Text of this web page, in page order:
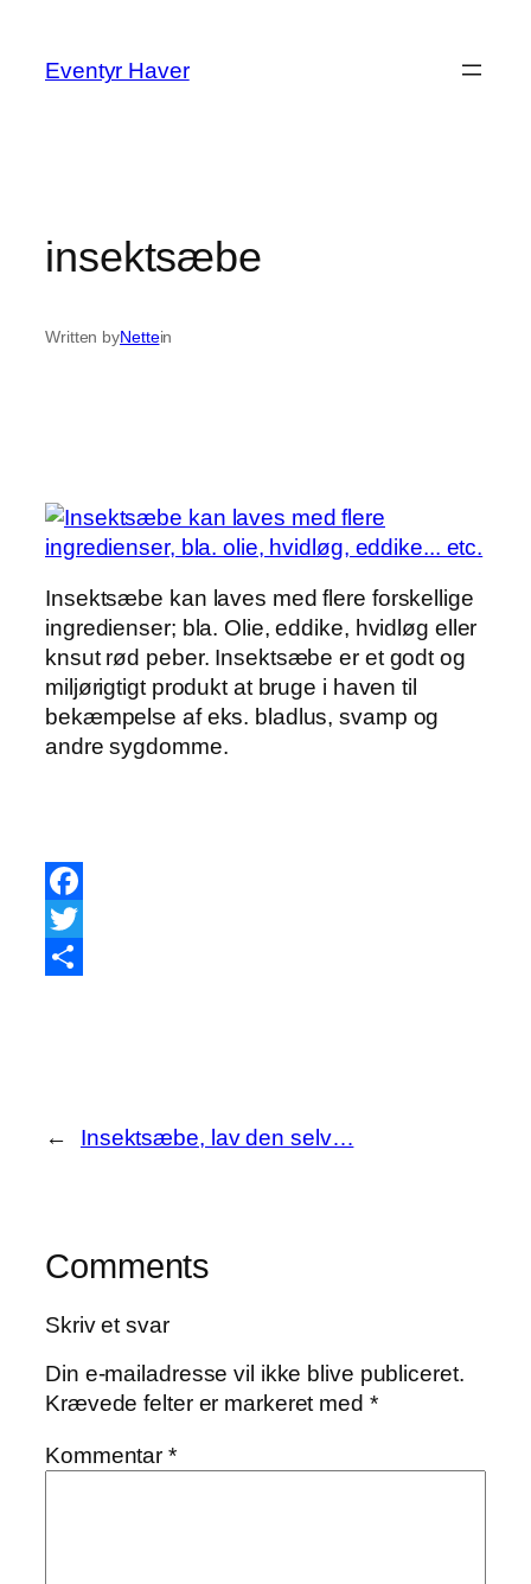
indhold
Eventyr Haver
insektsæbe
Written byNettein
Insektsæbe kan laves med flere forskellige
ingredienser; bla. Olie, eddike, hvidløg eller
knsut rød peber. Insektsæbe er et godt og
miljørigtigt produkt at bruge i haven til
bekæmpelse af eks. bladlus, svamp og
andre sygdomme.
Facebook
Twitter
← Insektsæbe, lav den selv…
Comments
Skriv et svar
Din e-mailadresse vil ikke blive publiceret.
Krævede felter er markeret med *
Kommentar*